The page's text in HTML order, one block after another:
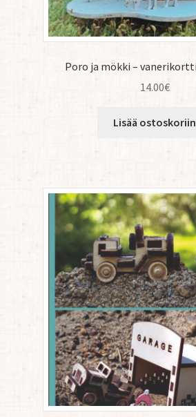
Poro ja mökki –
14.00€
Lisää ostoskoriin